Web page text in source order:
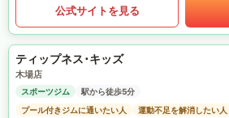
公式サイトを見る
ティップネス･キッズ
木場店
スポーツジム
駅から徒歩5分
プール付きジムに通いたい人
運動不足を解消したい人